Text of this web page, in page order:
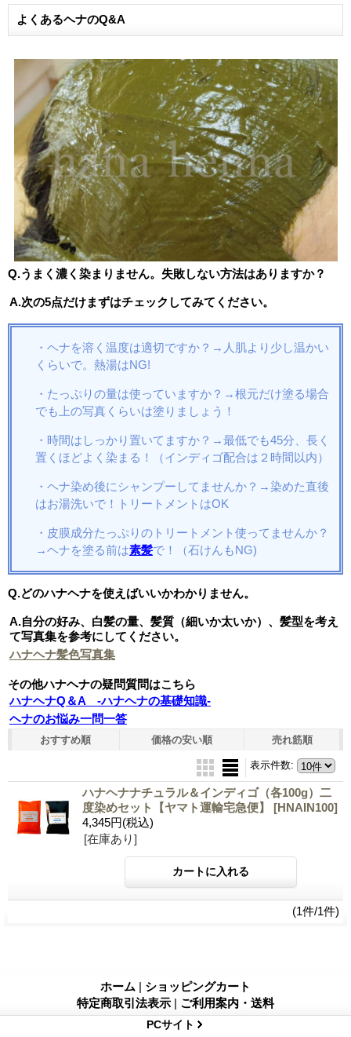
よくあるヘナのQ&A
Q.うまく濃く染まりません。失敗しない方法はありますか？
A.次の5点だけまずはチェックしてみてください。
・ヘナを溶く温度は適切ですか？→人肌より少し温かい
くらいで。熱湯はNG!
・たっぷりの量は使っていますか？→根元だけ塗る場合
でも上の写真くらいは塗りましょう！
・時間はしっかり置いてますか？→最低でも45分、長く
置くほどよく染まる！（インディゴ配合は２時間以内）
・ヘナ染め後にシャンプーしてませんか？→染めた直後
はお湯洗いで！トリートメントはOK
・皮膜成分たっぷりのトリートメント使ってませんか？
→ヘナを塗る前は素髪で！（石けんもNG)
Q.どのハナヘナを使えばいいかわかりません。
A.自分の好み、白髪の量、髪質（細いか太いか）、髪型を考え
て写真集を参考にしてください。
ハナヘナ髪色写真集
その他ハナヘナの疑問質問はこちら
ハナヘナQ＆A -ハナヘナの基礎知識-
ヘナのお悩み一問一答
おすすめ順 価格の安い順 売れ筋順
表示件数:
ハナヘナナチュラル＆インディゴ（各100g）二
度染めセット【ヤマト運輸宅急便】 [HNAIN100]
4,345円(税込)
[在庫あり]
(1件/1件)
ホーム | ショッピングカート
特定商取引法表示 | ご利用案内・送料
PCサイト